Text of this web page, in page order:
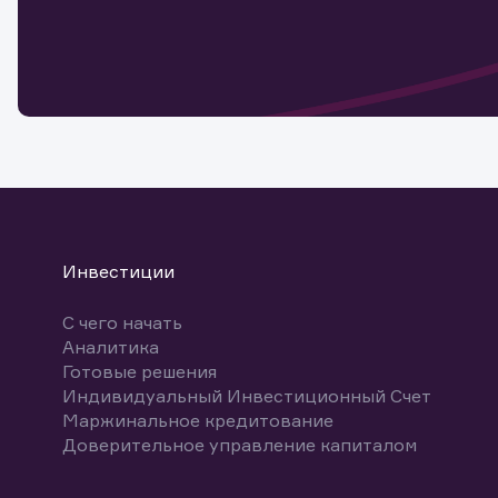
для
Инвестиции
С чего начать
Аналитика
Готовые решения
Индивидуальный Инвестиционный Счет
Маржинальное кредитование
Доверительное управление капиталом
Ваше